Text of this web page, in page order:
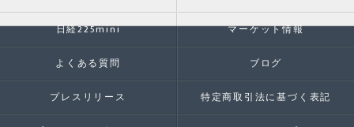
日経225mini マーケット情報
よくある質問 ブログ
プレスリリース 特定商取引法に基づく表記